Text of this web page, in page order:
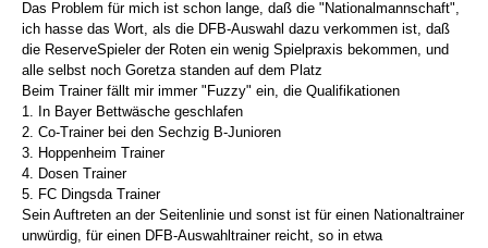
Das Problem für mich ist schon lange, daß die "Nationalmannschaft",
ich hasse das Wort, als die DFB-Auswahl dazu verkommen ist, daß
die ReserveSpieler der Roten ein wenig Spielpraxis bekommen, und
alle selbst noch Goretza standen auf dem Platz
Beim Trainer fällt mir immer "Fuzzy" ein, die Qualifikationen
1. In Bayer Bettwäsche geschlafen
2. Co-Trainer bei den Sechzig B-Junioren
3. Hoppenheim Trainer
4. Dosen Trainer
5. FC Dingsda Trainer
Sein Auftreten an der Seitenlinie und sonst ist für einen Nationaltrainer
unwürdig, für einen DFB-Auswahltrainer reicht, so in etwa